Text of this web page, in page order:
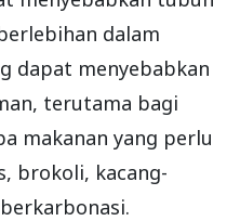
dalam
dapat menyebabkan
terutama bagi
makanan yang perlu
brokoli, kacang-